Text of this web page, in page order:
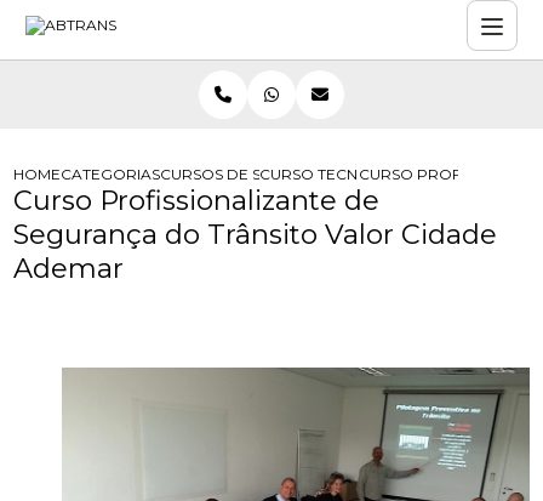
HOMECATEGORIASCURSOS DE SEGURANCA NO TRANSITO
CURSO TECNOLOGO DE
CURSO
Curso Profissionalizante de
Segurança do Trânsito Valor Cidade
Ademar